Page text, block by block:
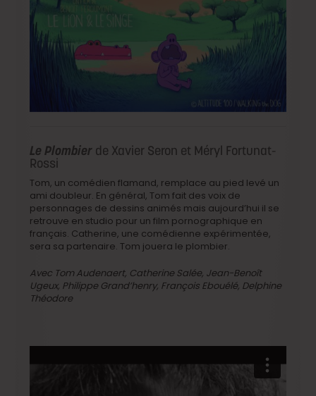
Le Plombier de Xavier Seron et Méryl Fortunat-
Rossi
Tom, un comédien flamand, remplace au pied levé un
ami doubleur. En général, Tom fait des voix de
personnages de dessins animés mais aujourd’hui il se
retrouve en studio pour un film pornographique en
français. Catherine, une comédienne expérimentée,
sera sa partenaire. Tom jouera le plombier.
Avec Tom Audenaert, Catherine Salée, Jean-Benoît
Ugeux, Philippe Grand’henry, François Ebouélé, Delphine
Théodore